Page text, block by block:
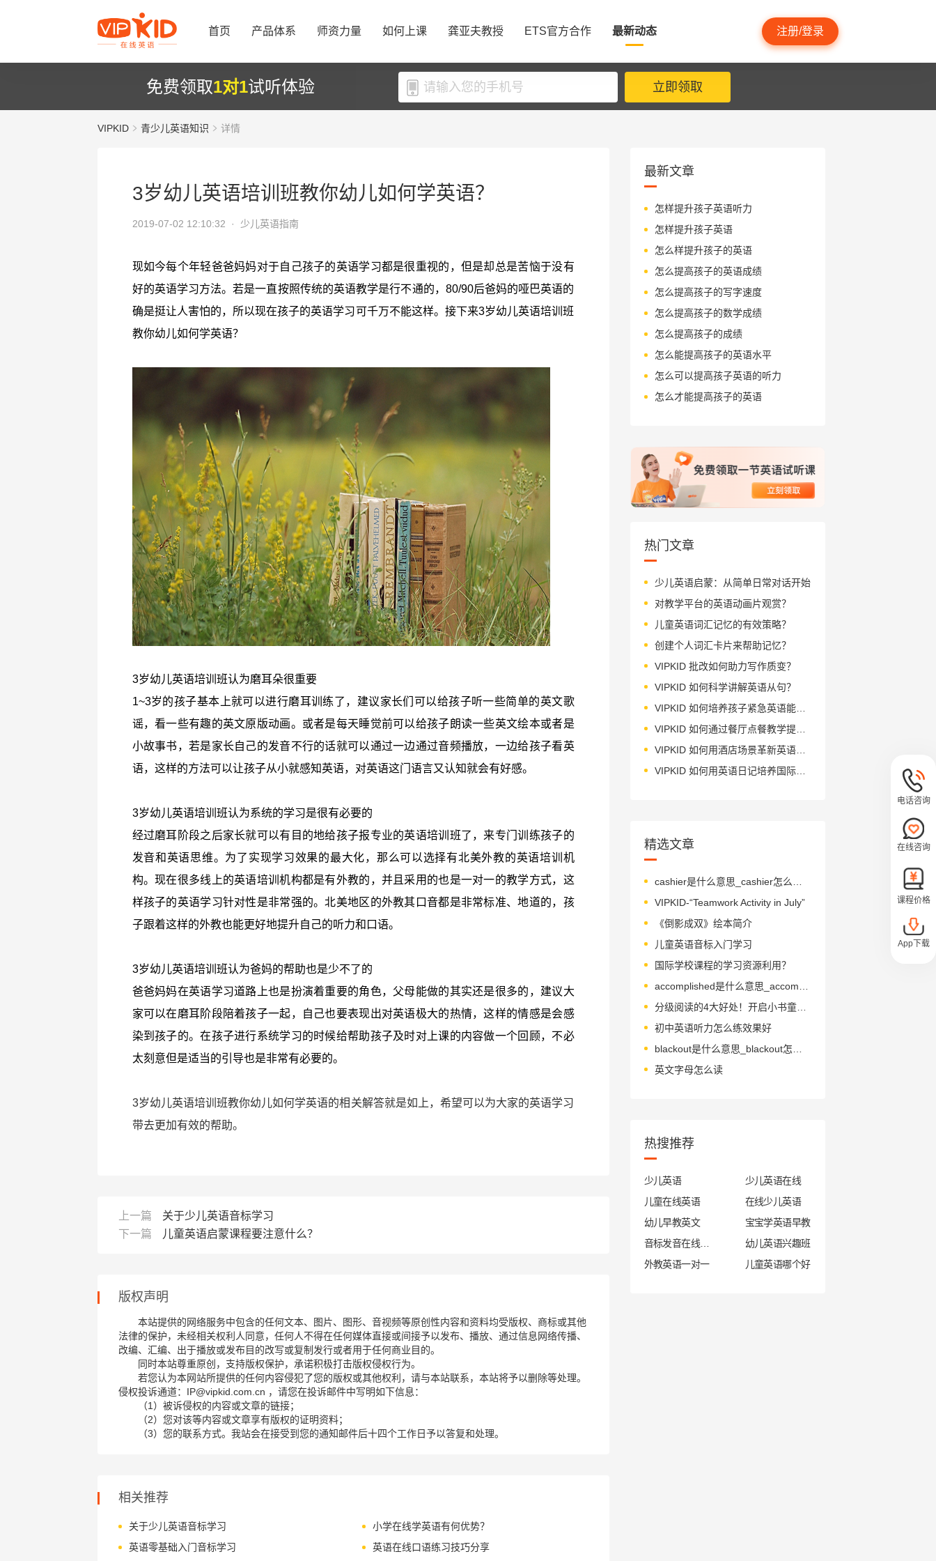
首页 产品体系 师资力量 如何上课 龚亚夫教授 ETS官方合作 最新动态 注册/登录
免费领取1对1试听体验 立即领取
VIPKID 青少儿英语知识 详情
3岁幼儿英语培训班教你幼儿如何学英语？
2019-07-02 12:10:32 · 少儿英语指南
现如今每个年轻爸爸妈妈对于自己孩子的英语学习都是很重视的，但是却总是苦恼于没有
好的英语学习方法。若是一直按照传统的英语教学是行不通的，80/90后爸妈的哑巴英语的
确是挺让人害怕的，所以现在孩子的英语学习可千万不能这样。接下来3岁幼儿英语培训班
教你幼儿如何学英语？
3岁幼儿英语培训班认为磨耳朵很重要
1~3岁的孩子基本上就可以进行磨耳训练了，建议家长们可以给孩子听一些简单的英文歌
谣，看一些有趣的英文原版动画。或者是每天睡觉前可以给孩子朗读一些英文绘本或者是
小故事书，若是家长自己的发音不行的话就可以通过一边通过音频播放，一边给孩子看英
语，这样的方法可以让孩子从小就感知英语，对英语这门语言又认知就会有好感。
3岁幼儿英语培训班认为系统的学习是很有必要的
经过磨耳阶段之后家长就可以有目的地给孩子报专业的英语培训班了，来专门训练孩子的
发音和英语思维。为了实现学习效果的最大化，那么可以选择有北美外教的英语培训机
构。现在很多线上的英语培训机构都是有外教的，并且采用的也是一对一的教学方式，这
样孩子的英语学习针对性是非常强的。北美地区的外教其口音都是非常标准、地道的，孩
子跟着这样的外教也能更好地提升自己的听力和口语。
3岁幼儿英语培训班认为爸妈的帮助也是少不了的
爸爸妈妈在英语学习道路上也是扮演着重要的角色，父母能做的其实还是很多的，建议大
家可以在磨耳阶段陪着孩子一起，自己也要表现出对英语极大的热情，这样的情感是会感
染到孩子的。在孩子进行系统学习的时候给帮助孩子及时对上课的内容做一个回顾，不必
太刻意但是适当的引导也是非常有必要的。
3岁幼儿英语培训班教你幼儿如何学英语的相关解答就是如上，希望可以为大家的英语学习
带去更加有效的帮助。
上一篇
关于少儿英语音标学习
下一篇
儿童英语启蒙课程要注意什么？
版权声明
本站提供的网络服务中包含的任何文本、图片、图形、音视频等原创性内容和资料均受版权、商标或其他
法律的保护，未经相关权利人同意，任何人不得在任何媒体直接或间接予以发布、播放、通过信息网络传播、
改编、汇编、出于播放或发布目的改写或复制发行或者用于任何商业目的。
同时本站尊重原创，支持版权保护，承诺积极打击版权侵权行为。
若您认为本网站所提供的任何内容侵犯了您的版权或其他权利，请与本站联系，本站将予以删除等处理。
侵权投诉通道：IP@vipkid.com.cn ，请您在投诉邮件中写明如下信息：
（1）被诉侵权的内容或文章的链接；
（2）您对该等内容或文章享有版权的证明资料；
（3）您的联系方式。我站会在接受到您的通知邮件后十四个工作日予以答复和处理。
相关推荐
关于少儿英语音标学习
小学在线学英语有何优势？
英语零基础入门音标学习
英语在线口语练习技巧分享
最新文章
怎样提升孩子英语听力
怎样提升孩子英语
怎么样提升孩子的英语
怎么提高孩子的英语成绩
怎么提高孩子的写字速度
怎么提高孩子的数学成绩
怎么提高孩子的成绩
怎么能提高孩子的英语水平
怎么可以提高孩子英语的听力
怎么才能提高孩子的英语
热门文章
少儿英语启蒙：从简单日常对话开始
对教学平台的英语动画片观赏？
儿童英语词汇记忆的有效策略？
创建个人词汇卡片来帮助记忆？
VIPKID 批改如何助力写作质变？
VIPKID 如何科学讲解英语从句？
VIPKID 如何培养孩子紧急英语能力？
VIPKID 如何通过餐厅点餐教学提升少儿英语应用能力？
VIPKID 如何用酒店场景革新英语教学？
VIPKID 如何用英语日记培养国际化人才？
精选文章
VIPKID-“Teamwork Activity in July”
《倒影成双》绘本简介
儿童英语音标入门学习
国际学校课程的学习资源利用？
分级阅读的4大好处！开启小书童英语学习第一步！
初中英语听力怎么练效果好
英文字母怎么读
热搜推荐
少儿英语
少儿英语在线
儿童在线英语
在线少儿英语
幼儿早教英文
宝宝学英语早教
幼儿英语兴趣班
外教英语一对一
儿童英语哪个好
电话咨询
在线咨询
课程价格
App下载